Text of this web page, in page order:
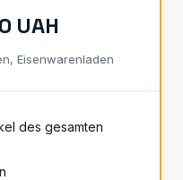
UAH
Eisenwarenladen
des gesamten